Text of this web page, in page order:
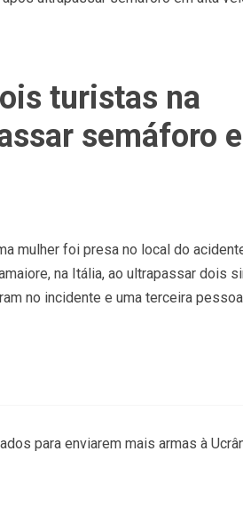
turistas na
semáforo
mulher foi presa no local do
na Itália, ao ultrapassar dois
no incidente e uma terceira